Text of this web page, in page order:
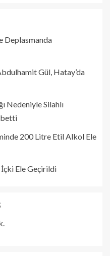
Deplasmanda
Gül, Hatay’da
Nedeniyle Silahlı
200 Litre Etil Alkol Ele
Ele Geçirildi